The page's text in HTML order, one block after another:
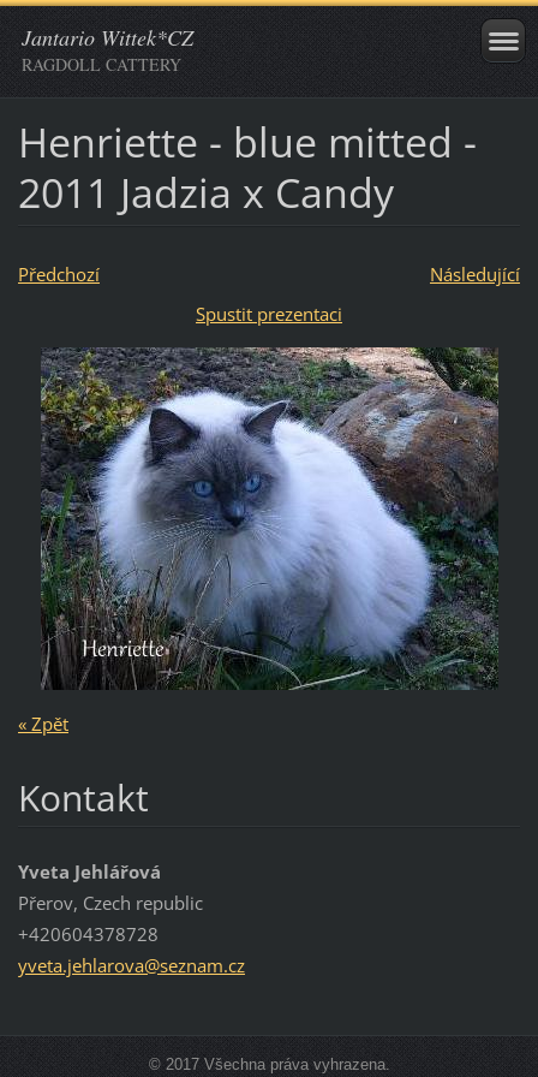
Jantario Wittek*CZ
RAGDOLL CATTERY
Henriette - blue mitted -
2011 Jadzia x Candy
Předchozí
Následující
Spustit prezentaci
« Zpět
Kontakt
Yveta Jehlářová
Přerov, Czech republic
+420604378728
yveta.jehlarova@seznam.cz
© 2017 Všechna práva vyhrazena.